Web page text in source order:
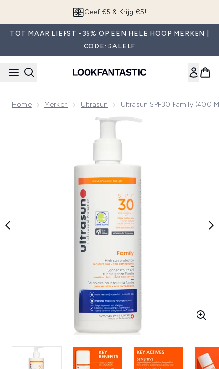
App downloaden
TOT MAAR LIEFST -35% OP EEN HELE HOOP MERKEN |
CODE: SALELF
Home Merken Ultrasun Ultrasun SPF30 Family (400
Now showing image 1 Ultrasun SPF30 Family (400 ml)